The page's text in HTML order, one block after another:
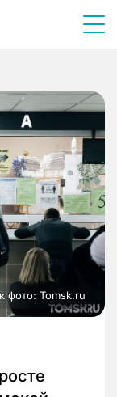
фото: Tomsk.ru